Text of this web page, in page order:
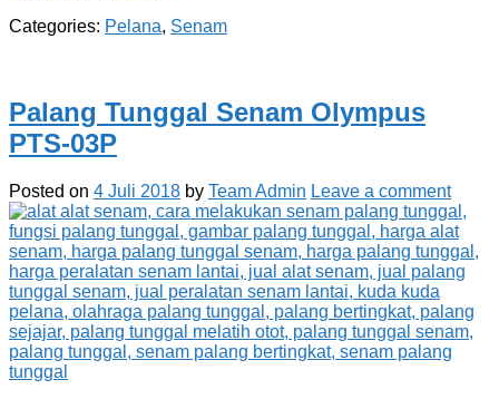
Categories: Pelana, Senam
Palang Tunggal Senam Olympus
PTS-03P
Posted on 4 Juli 2018 by Team Admin Leave a comment